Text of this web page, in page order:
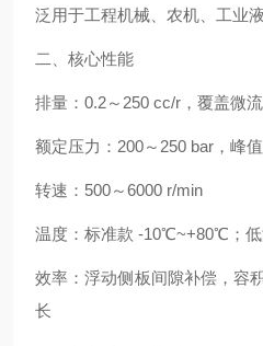
泛用于工程机械、农机、工业
二、核心性能
排量：0.2～250 cc/r，覆盖微
额定压力：200～250 bar，峰
转速：500～6000 r/min
温度：标准款 -10℃~+80℃；
效率：浮动侧板间隙补偿，容
长